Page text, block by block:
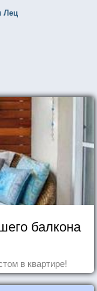
Лец
балкона
в квартире!